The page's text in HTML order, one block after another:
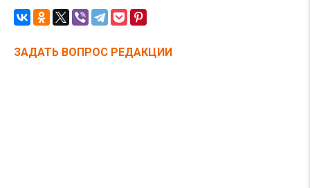
ЗАДАТЬ ВОПРОС РЕДАКЦИИ